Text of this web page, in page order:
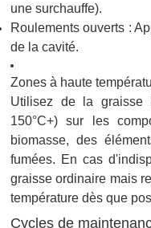
une surchauffe).
Roulements ouverts :
de la cavité.
Zones à haute
Utilisez de la graisse
150°C+) sur les
biomasse, des
fumées. En cas
graisse ordinaire mais
température dès que
Cycles de